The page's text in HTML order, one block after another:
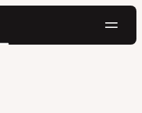
: comment améliorer